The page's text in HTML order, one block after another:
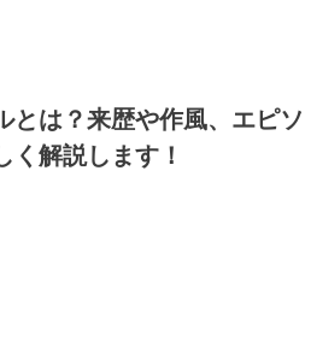
とは？来歴や作風、エピソ
く解説します！